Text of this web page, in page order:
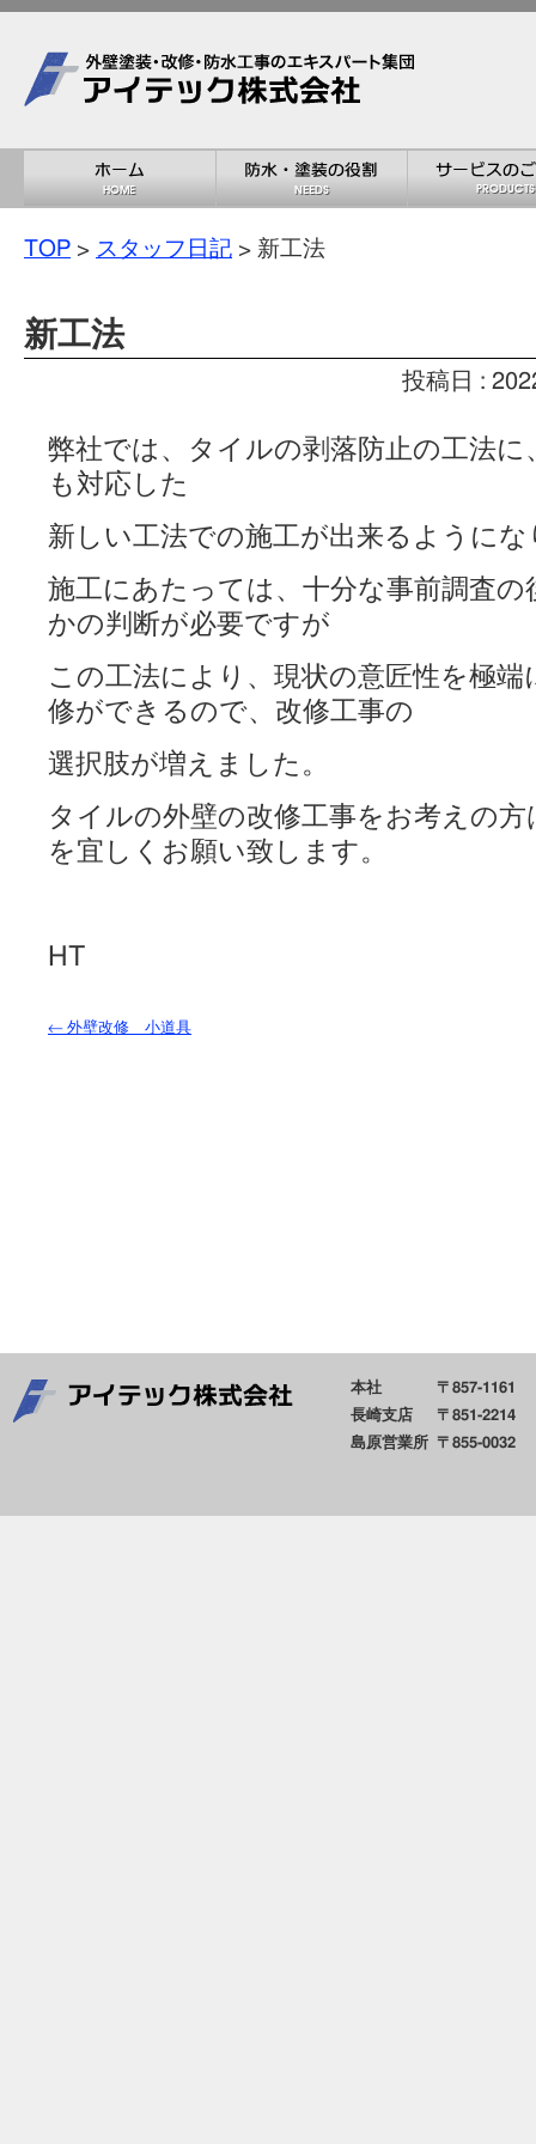
TOP > スタッフ日記 > 新工法
新工法
投稿日 :
弊社では、タイルの剥落防止の工法に
も対応した
新しい工法での施工が出来るように
施工にあたっては、十分な事前調査の
かの判断が必要ですが
この工法により、現状の意匠性を極
修ができるので、改修工事の
選択肢が増えました。
タイルの外壁の改修工事をお考えの
を宜しくお願い致します。
HT
← 外壁改修 小道具
本社
〒857-1161
長崎支店
〒851-2214
島原営業所 〒855-0032